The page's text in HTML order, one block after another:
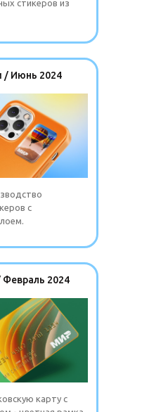
стикеров из
/ Июнь 2024
с
2024
карту с